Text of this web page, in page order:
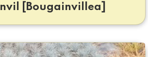
[Bougainvillea]